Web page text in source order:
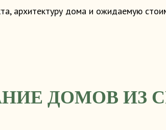
архитектуру дома и ожидаемую
ДОМОВ ИЗ